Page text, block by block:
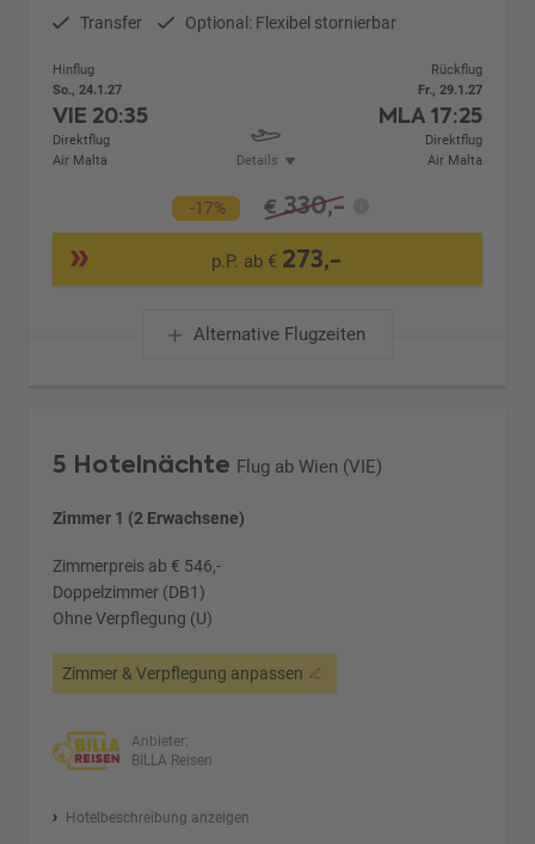
Transfer Optional: Flexibel stornierbar
Hinflug
So., 24.1.27
VIE 20:35
Direktflug
Air Malta
Details
Rückflug
Fr., 29.1.27
MLA 17:25
Direktflug
Air Malta
-17% € 330,-
p.P. ab € 273,-
Alternative Flugzeiten
5 Hotelnächte Flug ab Wien (VIE)
Zimmer 1 (2 Erwachsene)
Zimmerpreis ab € 546,-
Doppelzimmer (DB1)
Ohne Verpflegung (U)
Zimmer & Verpflegung anpassen
Anbieter:
BILLA Reisen
Hotelbeschreibung anzeigen